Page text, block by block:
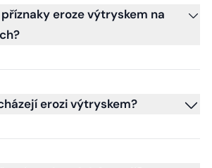
eroze výtryskem na
erozi výtryskem?